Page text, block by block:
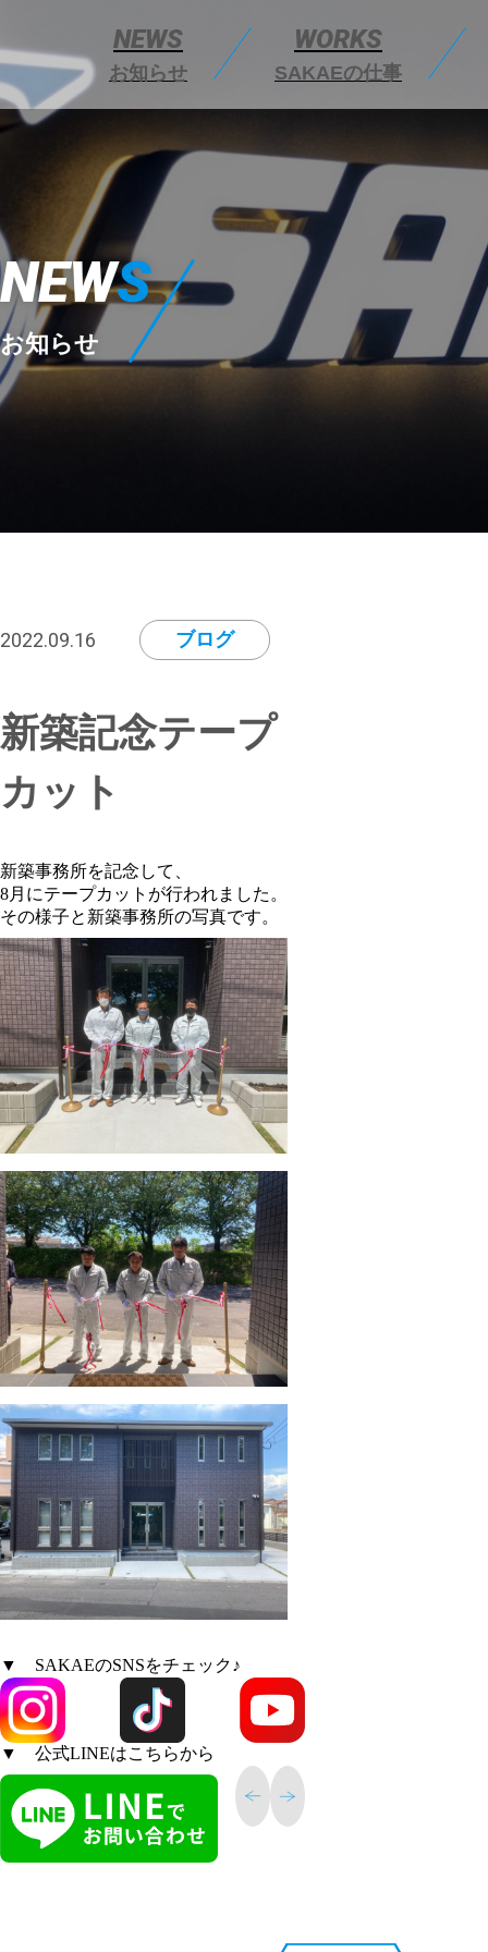
NEWS
お知らせ
WORKS
SAKAEの仕事
NEWS
お知らせ
2022.09.16 ブログ
新築記念テープ
カット
新築事務所を記念して、
8月にテープカットが行われました。
その様子と新築事務所の写真です。
▼ SAKAEのSNSをチェック♪
▼ 公式LINEはこちらから